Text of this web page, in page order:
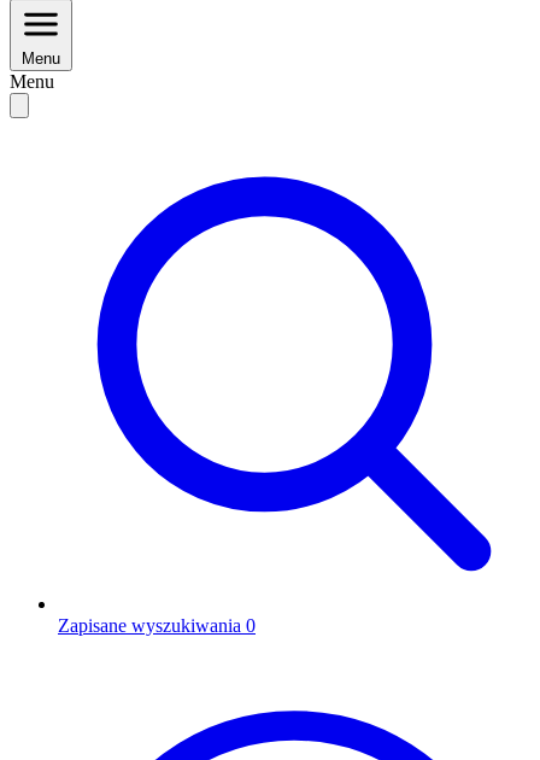
Menu
Menu
Zapisane wyszukiwania 0